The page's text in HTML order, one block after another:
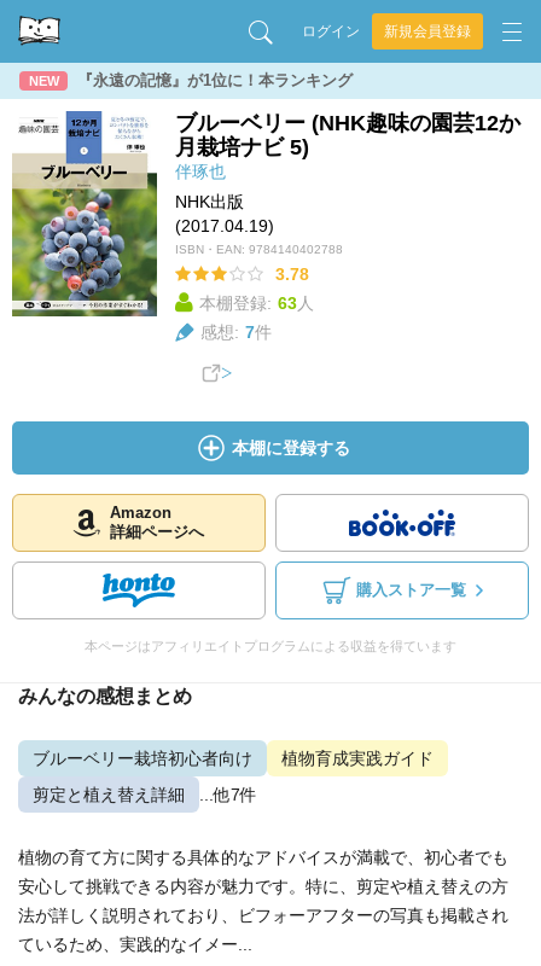
ログイン 新規会員登録
NEW 『永遠の記憶』が1位に！本ランキング
ブルーベリー (NHK趣味の園芸12か
月栽培ナビ 5)
伴琢也
NHK出版
(2017.04.19)
ISBN・EAN: 9784140402788
3.78
本棚登録: 63人
感想: 7件
本棚に登録する
Amazon
詳細ページへ
購入ストア一覧
本ページはアフィリエイトプログラムによる収益を得ています
みんなの感想まとめ
ブルーベリー栽培初心者向け
植物育成実践ガイド
剪定と植え替え詳細
...他7件
植物の育て方に関する具体的なアドバイスが満載で、初心者でも
安心して挑戦できる内容が魅力です。特に、剪定や植え替えの方
法が詳しく説明されており、ビフォーアフターの写真も掲載され
ているため、実践的なイメー...